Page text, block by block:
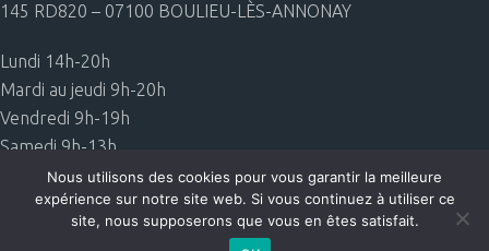
145 RD820 – 07100 BOULIEU-LÈS-ANNONAY
Lundi 14h-20h
Mardi au jeudi 9h-20h
Vendredi 9h-19h
Samedi 9h-13h
Mentions légales
Nous utilisons des cookies pour vous garantir la meilleure
expérience sur notre site web. Si vous continuez à utiliser ce
site, nous supposerons que vous en êtes satisfait.